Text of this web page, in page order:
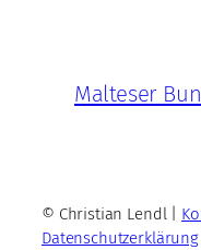
Malteser
© Christian Lendl |
Datenschutzerklärung